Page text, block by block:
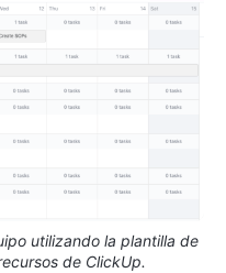
utilizando la plantilla de
de ClickUp.